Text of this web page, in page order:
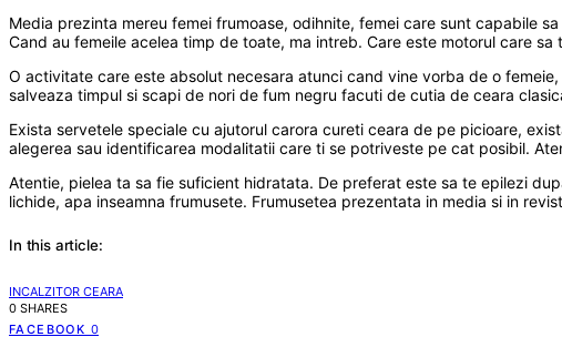
Media prezinta mereu femei frumoase, odihnite, femei care sunt capabile
Cand au femeile acelea timp de toate, ma intreb. Care este motorul care
O activitate care este absolut necesara atunci cand vine vorba de o
salveaza timpul si scapi de nori de fum negru facuti de cutia de ceara
Exista servetele speciale cu ajutorul carora cureti ceara de pe picioare,
alegerea sau identificarea modalitatii care ti se potriveste pe cat posibil.
Atentie, pielea ta sa fie suficient hidratata. De preferat este sa te epilezi
lichide, apa inseamna frumusete. Frumusetea prezentata in media si in
In this article:
INCALZITOR CEARA
0 SHARES
FACEBOOK 0